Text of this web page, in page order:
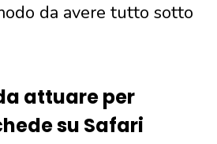
da avere tutto sotto
attuare per
su Safari